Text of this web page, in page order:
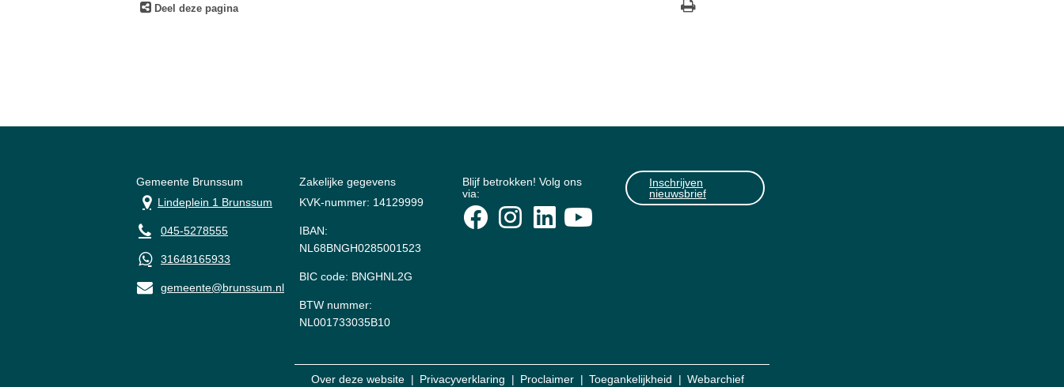
Deel deze pagina
Gemeente Brunssum
Lindeplein 1 Brunssum
045-5278555
31648165933
gemeente@brunssum.nl
Zakelijke gegevens
KVK-nummer: 14129999
IBAN:
NL68BNGH0285001523
BIC code: BNGHNL2G
BTW nummer:
NL001733035B10
Blijf betrokken! Volg ons
via:
Inschrijven
nieuwsbrief
Over deze website Privacyverklaring Proclaimer Toegankelijkheid Webarchief